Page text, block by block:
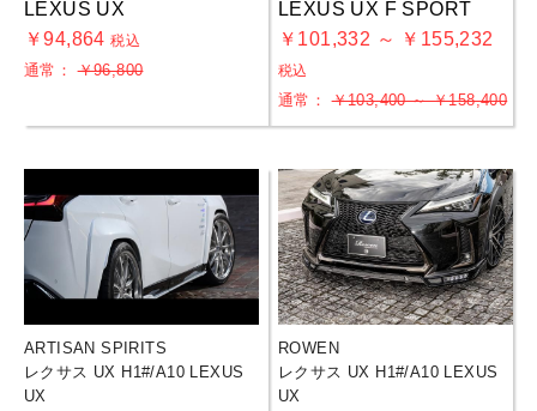
LEXUS UX
￥94,864税込
通常：￥96,800
LEXUS UX F SPORT
￥101,332 ～ ￥155,232
税込
通常：￥103,400 ～ ￥158,400
ARTISAN SPIRITS
レクサス UX H1#/A10 LEXUS
UX
ROWEN
レクサス UX H1#/A10 LEXUS
UX